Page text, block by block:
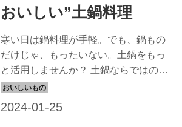
おいしい”土鍋料理
寒い日は鍋料理が手軽。でも、鍋もの
だけじゃ、もったいない。土鍋をもっ
と活用しませんか？ 土鍋ならではの簡
単でおいしいレシピを、瀬尾幸子さん